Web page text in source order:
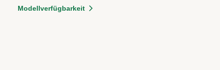
Modellverfügbarkeit